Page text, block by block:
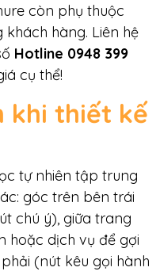
còn phụ thuộc
hàng. Liên hệ
Hotline 0948 399
cụ thể!
khi thiết kế
tự nhiên tập trung
góc trên bên trái
chú ý), giữa trang
hoặc dịch vụ để gợi
(nút kêu gọi hành